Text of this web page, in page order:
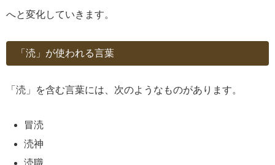
へと変化していきます。
「涜」が使われる言葉
「涜」を含む言葉には、次のようなものがあります。
冒涜
涜神